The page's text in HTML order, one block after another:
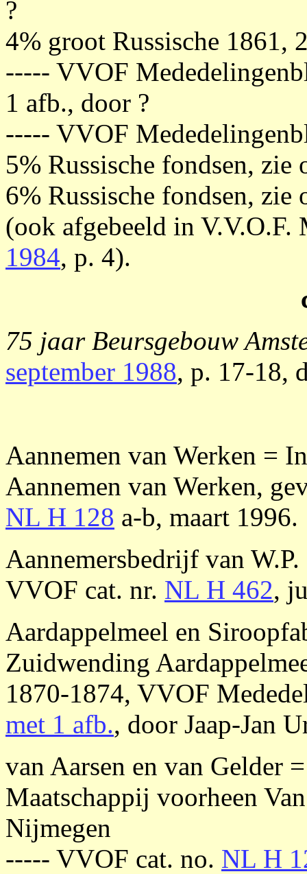
?
4% groot Russische 1861,
----- VVOF
1 afb., door ?
----- VVOF
5% Russische fondsen, zie
6% Russische fondsen, zie
(ook afgebeeld in V.V.O.F.
1984, p. 4).
75 jaar Beursgebouw
september 1988, p. 17-18,
Aannemen van Werken =
Aannemen van Werken,
NL H 128 a-b, maart 1996.
Aannemersbedrijf van
VVOF cat. nr. NL H 462,
Aardappelmeel en
Zuidwending
1870-1874, VVOF
met 1 afb., door Jaap-Jan
van Aarsen en van Gelder
Maatschappij voorheen
Nijmegen
----- VVOF cat. no. NL H